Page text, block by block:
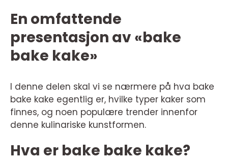
En omfattende
presentasjon av «bake
bake kake»
I denne delen skal vi se nærmere på hva bake
bake kake egentlig er, hvilke typer kaker som
finnes, og noen populære trender innenfor
denne kulinariske kunstformen.
Hva er bake bake kake?